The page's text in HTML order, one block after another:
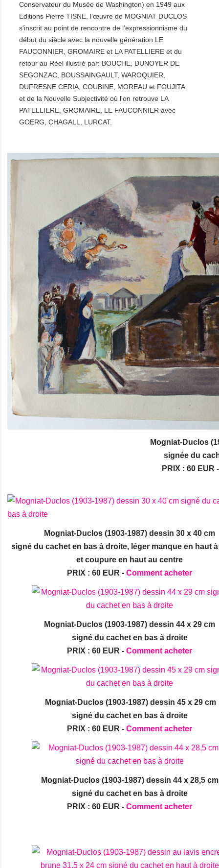
Conservateur du Musée de Washington) en 1949 aux
Editions Pierre TISNE, l’œuvre de MOGNIAT DUCLOS
s'inscrit au point de rencontre de l'expressionnisme du
début du siècle avec la nouvelle génération LE
FAUCONNIER, GROMAIRE et LA PATELLIERE et du
retour au Réel illustré par: BOUCHE, DUNOYER DE
SEGONZAC, BOUSSAINGAULT, WAROQUIER,
DUFRESNE CERIA, COUBINE, MOREAU et FOUJITA.
et de la Nouvelle Subjectivité où l'on retrouve LA
PATELLIERE, GROMAIRE, LE FAUCONNIER avec
GOERG, CHAGALL, LURCAT.
Mogniat-Duclos (1903-1987)
signée du cachet en bas
PRIX : 60 EUR
Mogniat-Duclos (1903-1987) dessin 30 x 40 cm
signé du cachet en bas à droite, léger manque en haut
et coupure en haut au centre
PRIX : 60 EUR - Comment acheter
Mogniat-Duclos (1903-1987) dessin 44 x 29 cm
signé du cachet en bas à droite
PRIX : 60 EUR - Comment acheter
Mogniat-Duclos (1903-1987) dessin 45 x 29 cm
signé du cachet en bas à droite
PRIX : 60 EUR - Comment acheter
Mogniat-Duclos (1903-1987) dessin 44 x 28,5 cm
signé du cachet en bas à droite
PRIX : 60 EUR - Comment acheter